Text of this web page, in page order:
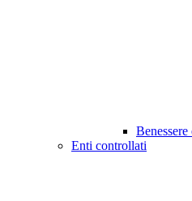
Enti controllati